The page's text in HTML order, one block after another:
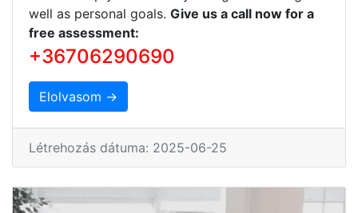
well as personal goals. Give us a call now for a
free assessment:
+36706290690
Elolvasom →
Létrehozás dátuma: 2025-06-25